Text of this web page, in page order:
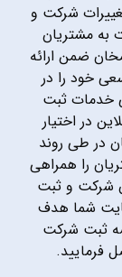
شرکت و
به مشتریان
ضمن ارائه
خود را در
خدمات ثبت
در اختیار
در طی روند
را همراهی
شرکت و ثبت
شما هدف
ثبت شرکت